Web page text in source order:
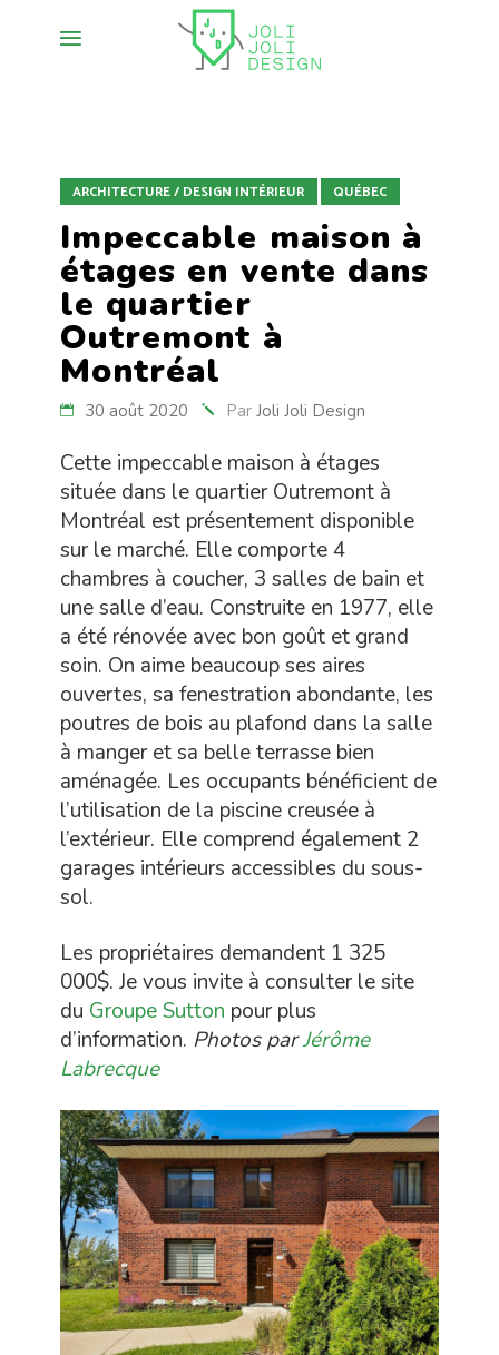
ARCHITECTURE / DESIGN INTÉRIEUR QUÉBEC
Impeccable maison à
étages en vente dans
le quartier
Outremont à
Montréal
30 août 2020 Par Joli Joli Design
Cette impeccable maison à étages
située dans le quartier Outremont à
Montréal est présentement disponible
sur le marché. Elle comporte 4
chambres à coucher, 3 salles de bain et
une salle d’eau. Construite en 1977, elle
a été rénovée avec bon goût et grand
soin. On aime beaucoup ses aires
ouvertes, sa fenestration abondante, les
poutres de bois au plafond dans la salle
à manger et sa belle terrasse bien
aménagée. Les occupants bénéficient de
l’utilisation de la piscine creusée à
l’extérieur. Elle comprend également 2
garages intérieurs accessibles du sous-
sol.
Les propriétaires demandent 1 325
000$. Je vous invite à consulter le site
du Groupe Sutton pour plus
d’information. Photos parJérôme
Labrecque